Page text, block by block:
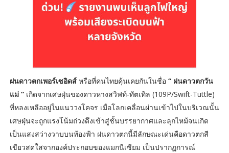
ฝนดาวตกเพอร์เซอิดส์ หรือที่คนไทยคุ้นเคยกันในชื่อ “ ฝนดาวตกวัน
แม่ ”เกิดจากเศษฝุ่นของดาวหางสวิฟท์-ทัตเทิล (109P/Swift-Tuttle)
ที่หลงเหลืออยู่ในแนววงโคจร เมื่อโลกเคลื่อนผ่านเข้าไปในบริเวณนั้น
เศษฝุ่นจะถูกแรงโน้มถ่วงดึงเข้าสู่ชั้นบรรยากาศและลุกไหม้จนเกิด
เป็นแสงสว่างวาบบนท้องฟ้า ฝนดาวตกนี้มีลักษณะเด่นคือดาวตกสี
เขียวสดใสจากองค์ประกอบของแมกนีเซียม เป็นปรากฏการณ์